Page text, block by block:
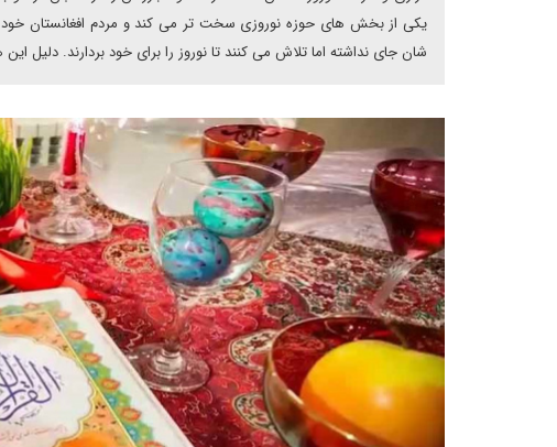
یکی از بخش های حوزه نوروزی سخت تر می کند و مردم افغانستان خود
شان جای نداشته اما تلاش می کنند تا نوروز را برای خود بردارند. دلیل